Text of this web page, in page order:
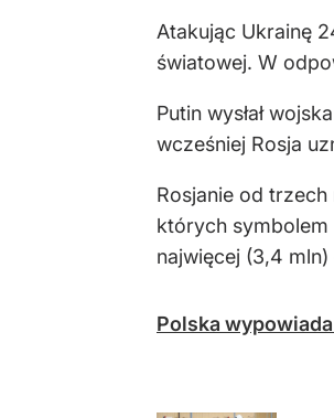
Atakując Ukrainę
światowej. W
Putin wysłał
wcześniej Rosja
Rosjanie od
których symbolem
najwięcej (3,4 mln)
Polska